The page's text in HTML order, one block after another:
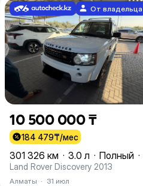
От владельца
10 500 000 ₸
184 479₸/мес
301 326 км · 3.0 л · Полный ·
Land Rover Discovery 2013
Алматы · 31 июл